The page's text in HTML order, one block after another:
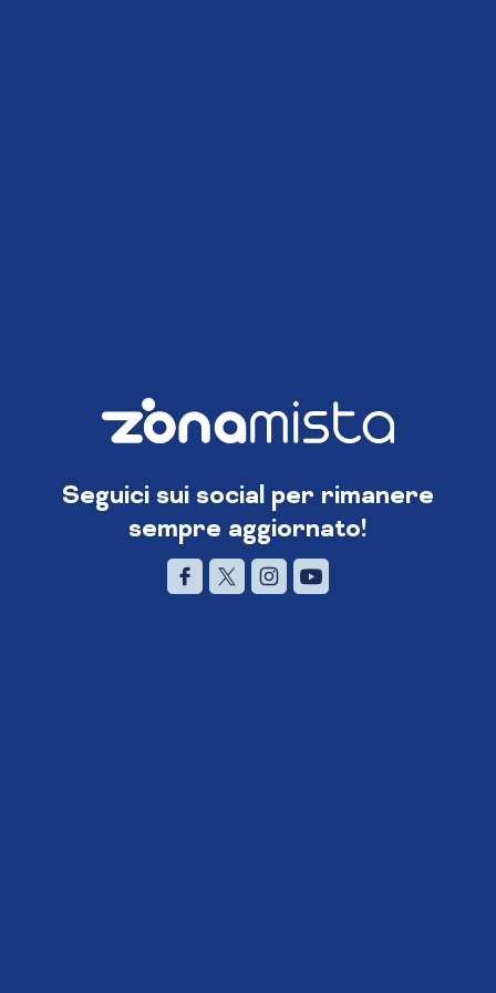
Seguici sui social per rimanere
sempre aggiornato!